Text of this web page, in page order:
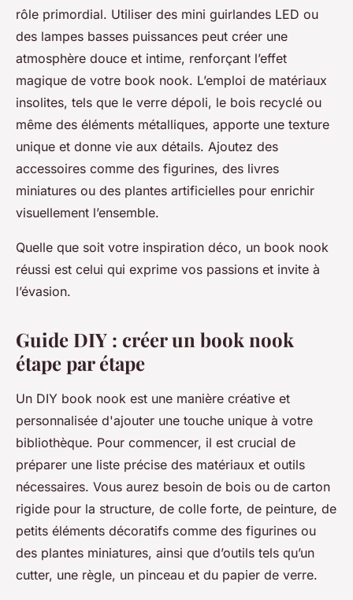
rôle primordial. Utiliser des mini guirlandes LED ou
des lampes basses puissances peut créer une
atmosphère douce et intime, renforçant l’effet
magique de votre book nook. L’emploi de matériaux
insolites, tels que le verre dépoli, le bois recyclé ou
même des éléments métalliques, apporte une texture
unique et donne vie aux détails. Ajoutez des
accessoires comme des figurines, des livres
miniatures ou des plantes artificielles pour enrichir
visuellement l’ensemble.
Quelle que soit votre inspiration déco, un book nook
réussi est celui qui exprime vos passions et invite à
l’évasion.
Guide DIY : créer un book nook
étape par étape
Un DIY book nook est une manière créative et
personnalisée d'ajouter une touche unique à votre
bibliothèque. Pour commencer, il est crucial de
préparer une liste précise des matériaux et outils
nécessaires. Vous aurez besoin de bois ou de carton
rigide pour la structure, de colle forte, de peinture, de
petits éléments décoratifs comme des figurines ou
des plantes miniatures, ainsi que d’outils tels qu’un
cutter, une règle, un pinceau et du papier de verre.